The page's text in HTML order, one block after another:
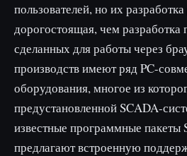
пользователей, но их
дорогостоящая, чем
сделанных для работы через
производств имеют ряд PC-
оборудования, многое из
предустановленной SCADA-
известные программные пакеты
предлагают встроенную